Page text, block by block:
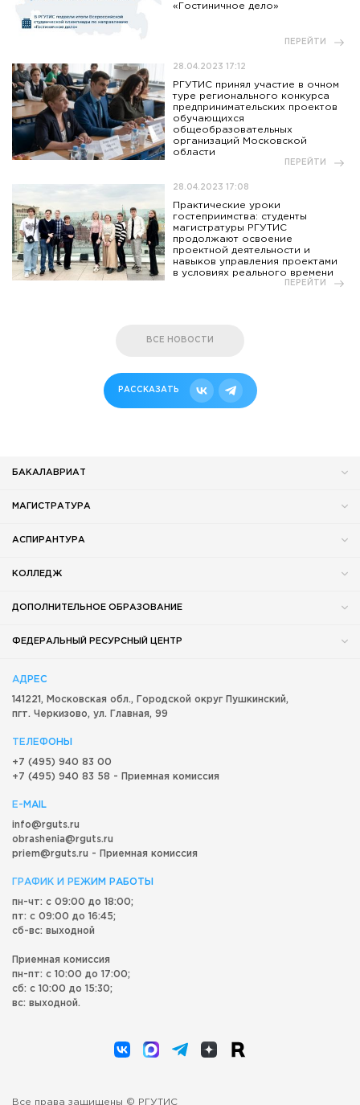
«Гостиничное дело»
ПЕРЕЙТИ
28.04.2023 17:12
РГУТИС принял участие в очном
туре регионального конкурса
предпринимательских проектов
обучающихся
общеобразовательных
организаций Московской
области
ПЕРЕЙТИ
28.04.2023 17:08
Практические уроки
гостеприимства: студенты
магистратуры РГУТИС
продолжают освоение
проектной деятельности и
навыков управления проектами
в условиях реального времени
ПЕРЕЙТИ
ВСЕ НОВОСТИ
РАССКАЗАТЬ
БАКАЛАВРИАТ
МАГИСТРАТУРА
АСПИРАНТУРА
КОЛЛЕДЖ
ДОПОЛНИТЕЛЬНОЕ ОБРАЗОВАНИЕ
ФЕДЕРАЛЬНЫЙ РЕСУРСНЫЙ ЦЕНТР
АДРЕС
141221, Московская обл., Городской округ Пушкинский,
пгт. Черкизово, ул. Главная, 99
ТЕЛЕФОНЫ
+7 (495) 940 83 00
+7 (495) 940 83 58 - Приемная комиссия
E-MAIL
info@rguts.ru
obrashenia@rguts.ru
priem@rguts.ru - Приемная комиссия
ГРАФИК И РЕЖИМ РАБОТЫ
пн-чт: с 09:00 до 18:00;
пт: с 09:00 до 16:45;
сб-вс: выходной
Приемная комиссия
пн-пт: с 10:00 до 17:00;
сб: с 10:00 до 15:30;
вс: выходной.
Все права защищены © РГУТИС